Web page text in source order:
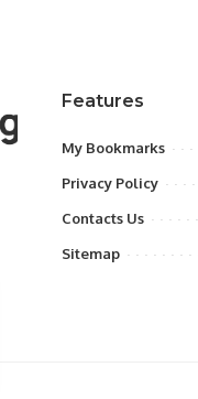
Features
My Bookmarks
Privacy Policy
Contacts Us
Sitemap